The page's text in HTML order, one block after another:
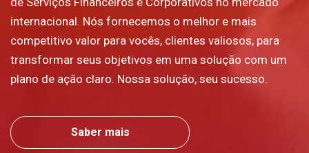
internacional. Nós fornecemos o melhor e mais
competitivo valor para vocês, clientes valiosos, para
transformar seus objetivos em uma solução com um
plano de ação claro. Nossa solução, seu sucesso.
Saber mais